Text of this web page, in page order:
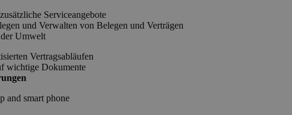
Serviceangebote
und Verwalten von Belegen und Verträgen
Umwelt
Vertragsabläufen
wichtige Dokumente